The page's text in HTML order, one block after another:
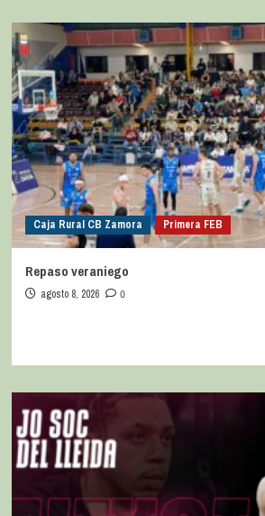
Caja Rural CB Zamora Primera FEB
Repaso veraniego
agosto 8, 2026 0